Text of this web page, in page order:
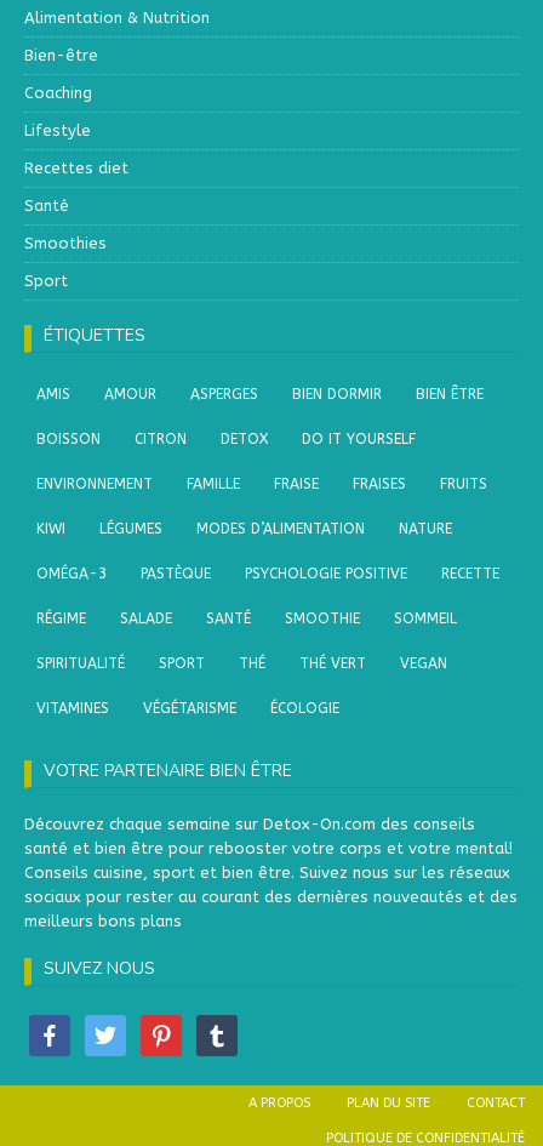
Alimentation & Nutrition
Bien-être
Coaching
Lifestyle
Recettes diet
Santé
Smoothies
Sport
ÉTIQUETTES
AMIS AMOUR ASPERGES BIEN DORMIR BIEN ÊTRE
BOISSON CITRON DETOX DO IT YOURSELF
ENVIRONNEMENT FAMILLE FRAISE FRAISES FRUITS
KIWI LÉGUMES MODES D’ALIMENTATION NATURE
OMÉGA-3 PASTÈQUE PSYCHOLOGIE POSITIVE RECETTE
RÉGIME SALADE SANTÉ SMOOTHIE SOMMEIL
SPIRITUALITÉ SPORT THÉ THÉ VERT VEGAN
VITAMINES VÉGÉTARISME ÉCOLOGIE
VOTRE PARTENAIRE BIEN ÊTRE
Découvrez chaque semaine sur Detox-On.com des conseils
santé et bien être pour rebooster votre corps et votre mental!
Conseils cuisine, sport et bien être. Suivez nous sur les réseaux
sociaux pour rester au courant des dernières nouveautés et des
meilleurs bons plans
SUIVEZ NOUS
CONTACT
PLAN DU SITE
A PROPOS
POLITIQUE DE CONFIDENTIALITÉ